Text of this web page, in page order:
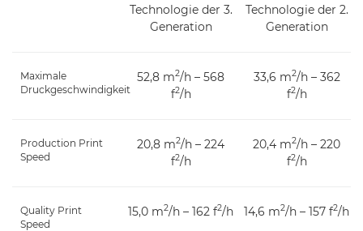
Technologie der 3.
Generation
Technologie der 2.
Generation
Maximale
Druckgeschwindigkeit
52,8 m2/h – 568
f2/h
33,6 m2/h – 362
f2/h
Production Print
Speed
20,8 m2/h – 224
f2/h
20,4 m2/h – 220
f2/h
Quality Print
Speed
15,0 m2/h – 162 f2/h 14,6 m2/h – 157 f2/h